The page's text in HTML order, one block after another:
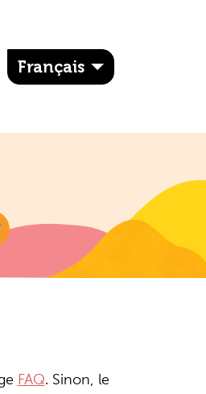
Français
FAQ. Sinon, le